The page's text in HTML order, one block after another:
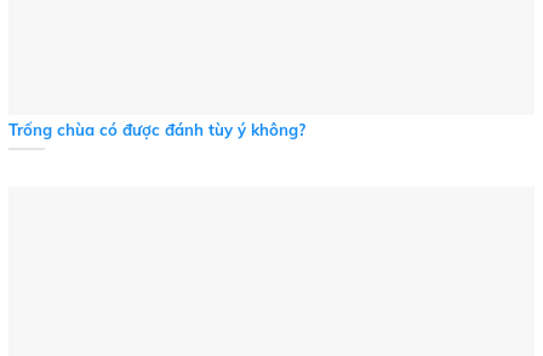
Trống chùa có được đánh tùy ý không?